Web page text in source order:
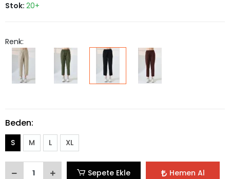
Stok: 20+
Renk:
Beden:
S M L XL
Sepete Ekle Hemen Al